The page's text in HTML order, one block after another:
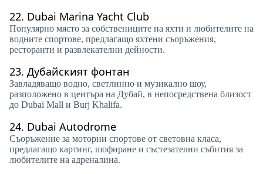
22. Dubai Marina Yacht Club
Популярно място за собствениците на яхти и любителите на
водните спортове, предлагащо яхтени съоръжения,
ресторанти и развлекателни дейности.
23. Дубайският фонтан
Завладяващо водно, светлинно и музикално шоу,
разположено в центъра на Дубай, в непосредствена близост
до Dubai Mall и Burj Khalifa.
24. Dubai Autodrome
Съоръжение за моторни спортове от световна класа,
предлагащо картинг, шофиране и състезателни събития за
любителите на адреналина.